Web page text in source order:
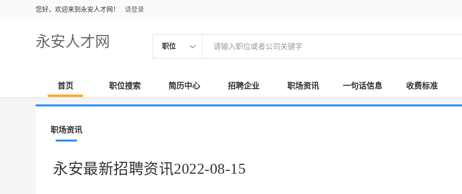
您好，欢迎来到永安人才网！ 请登录
永安人才网 职位
首页 职位搜索 简历中心 招聘企业 职场资讯 一句话信息 收费标准
职场资讯
永安最新招聘资讯2022-08-15